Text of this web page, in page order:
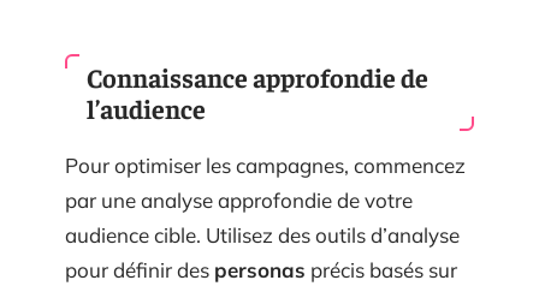
Connaissance approfondie de
l’audience
Pour optimiser les campagnes, commencez
par une analyse approfondie de votre
audience cible. Utilisez des outils d’analyse
pour définir des personas précis basés sur